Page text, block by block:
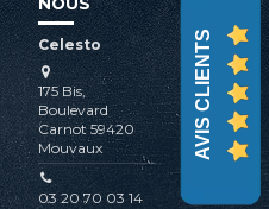
Celesto
175 Bis,
Boulevard
Carnot 59420
Mouvaux
03 20 70 03 14
AVIS CLIENTS